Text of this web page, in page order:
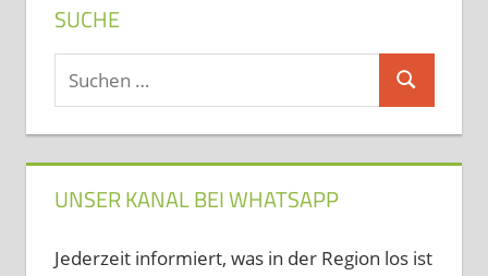
SUCHE
Suchen
Suchen
UNSER KANAL BEI WHATSAPP
Jederzeit informiert, was in der Region los ist